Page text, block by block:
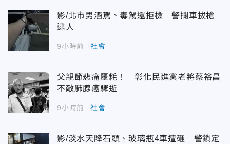
影/北市男酒駕、毒駕還拒檢 警攔車拔槍
逮人
9小時前 社會
父親節悲痛噩耗！ 彰化民進黨老將蔡裕昌
不敵肺腺癌驟逝
9小時前 社會
影/淡水天降石頭、玻璃瓶4車遭砸 警鎖定